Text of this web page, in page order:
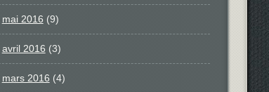
mai 2016 (9)
avril 2016 (3)
mars 2016 (4)